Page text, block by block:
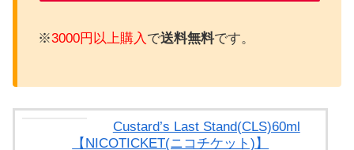
※3000円以上購入 で送料無料です。
Custard’s Last Stand(CLS)60ml
【NICOTICKET(ニコチケット)】